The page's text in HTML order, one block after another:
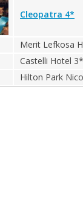
Cleopatra 4*
Merit Lefkosa
Castelli Hotel 3*
Hilton Park